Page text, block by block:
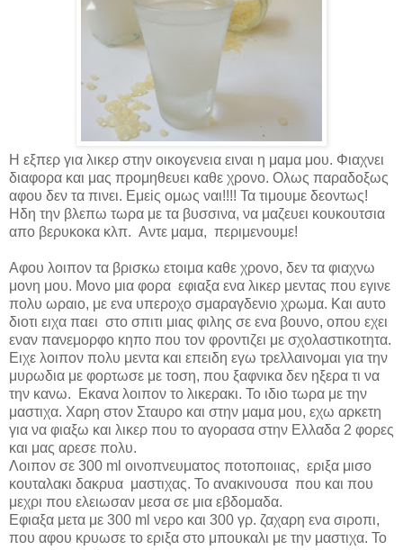
Η εξπερ για λικερ στην οικογενεια ειναι η μαμα μου. Φιαχνει
διαφορα και μας προμηθευει καθε χρονο. Ολως παραδοξως
αφου δεν τα πινει. Εμεiς ομως ναι!!!! Τα τιμουμε δεοντως!
Ηδη την βλεπω τωρα με τα βυσσινα, να μαζευει κουκουτσια
απο βερυκοκα κλπ. Αντε μαμα, περιμενουμε!
Aφου λοιπον τα βρισκω ετοιμα καθε χρονο, δεν τα φιαχνω
μονη μου. Μονο μια φορα εφιαξα ενα λικερ μεντας που εγινε
πολυ ωραιο, με ενα υπεροχο σμαραγδενιο χρωμα. Και αυτο
διοτι ειχα παει στο σπιτι μιας φιλης σε ενα βουνο, οπου εχει
εναν πανεμορφο κηπο που τον φροντιζει με σχολαστικοτητα.
Ειχε λοιπον πολυ μεντα και επειδη εγω τρελλαινομαι για την
μυρωδια με φορτωσε με τοση, που ξαφνικα δεν ηξερα τι να
την κανω. Εκανα λοιπον το λικερακι. Το ιδιο τωρα με την
μαστιχα. Χαρη στον Σταυρο και στην μαμα μου, εχω αρκετη
για να φιαξω και λικερ που το αγορασα στην Ελλαδα 2 φορες
και μας αρεσε πολυ.
Λοιπον σε 300 ml οινοπνευματος ποτοποιιας, εριξα μισο
κουταλακι δακρυα μαστιχας. Το ανακινουσα που και που
μεχρι που ελειωσαν μεσα σε μια εβδομαδα.
Εφιαξα μετα με 300 ml νερο και 300 γρ. ζαχαρη ενα σιροπι,
που αφου κρυωσε το εριξα στο μπουκαλι με την μαστιχα. Το